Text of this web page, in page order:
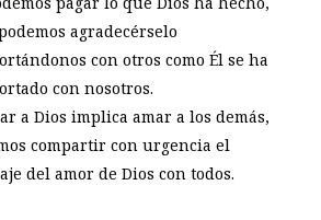
agradecérselo
con otros como Él se ha
con nosotros.
a Dios implica amar a los demás,
compartir con urgencia el
del amor de Dios con todos.